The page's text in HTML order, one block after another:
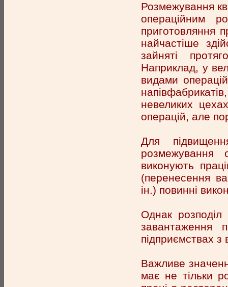
Розмежування
операційним
приготовляння
найчастіше
зайняті
Наприклад, у
видами
невеликих
операцій, але
Для
розмежування
виконують
(перенесення
ін.) повинні
Однак
завантаження
підприємствах з
Важливе
має не тільки